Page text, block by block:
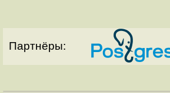
Партнёры: